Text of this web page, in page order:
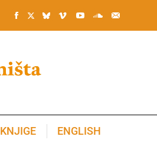
KNJIGE ENGLISH
KNJIGE ENGLISH